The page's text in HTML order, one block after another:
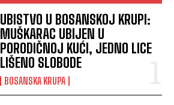
UBISTVO U BOSANSKOJ KRUPI:
MUŠKARAC UBIJEN U
PORODIČNOJ KUĆI, JEDNO LICE
LIŠENO SLOBODE
BOSANSKA KRUPA